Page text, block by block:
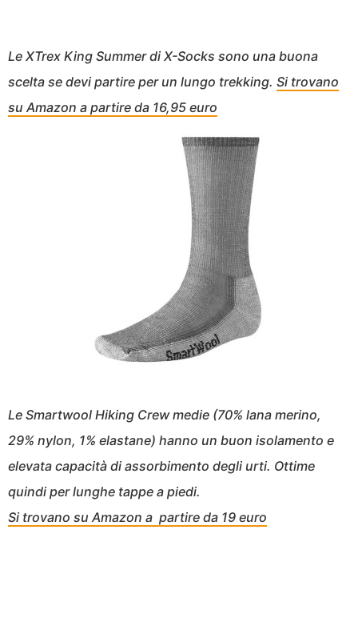
Le XTrex King Summer di X-Socks sono una buona
scelta se devi partire per un lungo trekking. Si trovano
su Amazon a partire da 16,95 euro
Le Smartwool Hiking Crew medie (70% lana merino,
29% nylon, 1% elastane) hanno un buon isolamento e
elevata capacità di assorbimento degli urti. Ottime
quindi per lunghe tappe a piedi.
Si trovano su Amazon a partire da 19 euro